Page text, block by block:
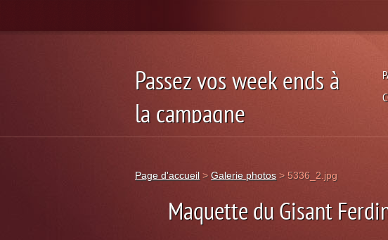
Passez vos week ends à
la campagne
week-end vacance saisonnier
Page d'accueil >Galerie photos > 5336_2.jpg
Maquette du Gisant